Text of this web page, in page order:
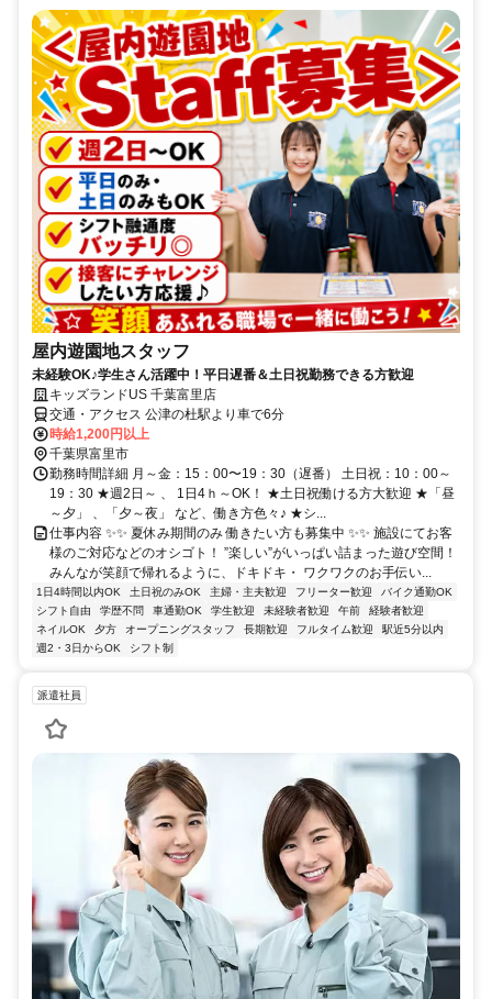
屋内遊園地スタッフ
未経験OK♪学生さん活躍中！平日遅番＆土日祝勤務できる方歓迎
キッズランドUS 千葉富里店
交通・アクセス 公津の杜駅より車で6分
時給1,200円以上
千葉県富里市
勤務時間詳細 月～金：15：00〜19：30（遅番） 土日祝：10：00～
19：30 ★週2日～ 、 1日4ｈ～OK！ ★土日祝働ける方大歓迎 ★「昼
～夕」 、「夕～夜」 など、働き方色々♪ ★シ...
仕事内容 ✨✨ 夏休み期間のみ 働きたい方も募集中 ✨✨ 施設にてお客
様のご対応などのオシゴト！ ”楽しい”がいっぱい詰まった遊び空間！
みんなが笑顔で帰れるように、ドキドキ・ ワクワクのお手伝い...
1日4時間以内OK 土日祝のみOK 主婦・主夫歓迎 フリーター歓迎
バイク通勤OK
シフト自由
学歴不問 車通勤OK 学生歓迎 未経験者歓迎 午前
経験者歓迎
ネイルOK
夕方 オープニングスタッフ 長期歓迎 フルタイム歓迎
駅近5分以内
週2・3日からOK
シフト制
派遣社員